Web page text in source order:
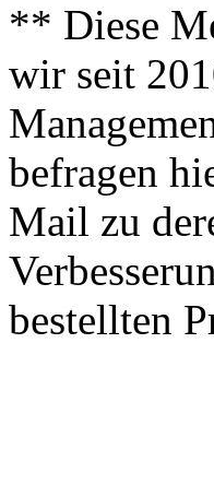
** Diese
wir seit
befragen
Mail zu
bestellten